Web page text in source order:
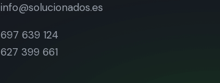
info@solucionados.es
697 639 124
627 399 661